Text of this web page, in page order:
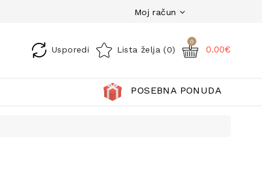
Moj račun
Usporedi Lista želja (0)
0
0.00€
POSEBNA PONUDA